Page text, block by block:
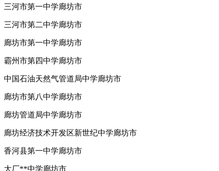
三河市第一中学廊坊市
三河市第二中学廊坊市
廊坊市第一中学廊坊市
霸州市第四中学廊坊市
中国石油天然气管道局中学廊坊市
廊坊市第八中学廊坊市
廊坊管道局中学廊坊市
廊坊经济技术开发区新世纪中学廊坊市
香河县第一中学廊坊市
大厂**中学廊坊市